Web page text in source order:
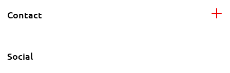
Contact
Social